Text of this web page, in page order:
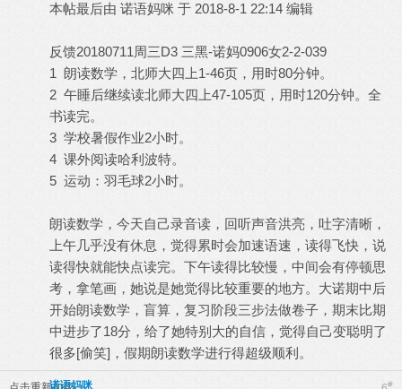
本帖最后由 诺语妈咪 于 2018-8-1 22:14 编辑
反馈20180711周三D3 三黑-诺妈0906女2-2-039
1 朗读数学，北师大四上1-46页，用时80分钟。
2 午睡后继续读北师大四上47-105页，用时120分钟。全
书读完。
3 学校暑假作业2小时。
4 课外阅读哈利波特。
5 运动：羽毛球2小时。
朗读数学，今天自己录音读，回听声音洪亮，吐字清晰，
上午几乎没有休息，觉得累时会加速语速，读得飞快，说
读得快就能快点读完。下午读得比较慢，中间会有停顿思
考，拿笔画，她说是她觉得比较重要的地方。大诺期中后
开始朗读数学，盲算，复习阶段三步法做卷子，期末比期
中进步了18分，给了她特别大的自信，觉得自己变聪明了
很多[偷笑]，假期朗读数学进行得超级顺利。
#
诺语妈咪